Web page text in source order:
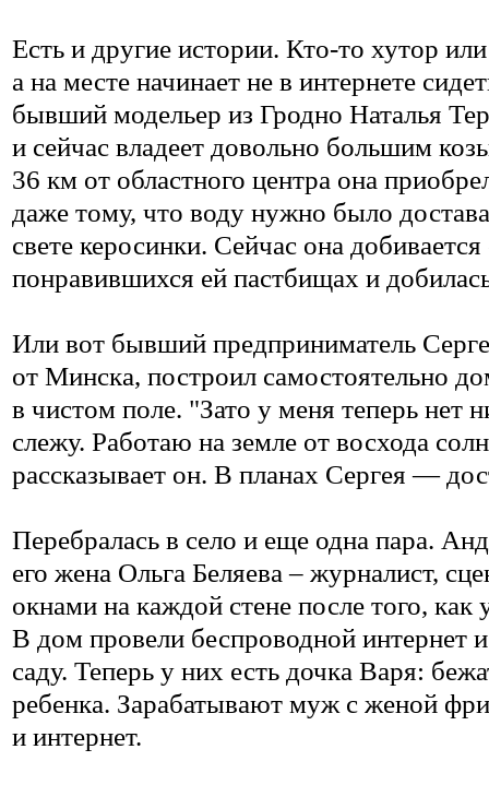
Есть и другие истории. Кто-то хутор
а на месте начинает не в интернете
бывший модельер из Гродно Наталья
и сейчас владеет довольно большим
36 км от областного центра она
даже тому, что воду нужно было
свете керосинки. Сейчас она
понравившихся ей пастбищах и
Или вот бывший предприниматель
от Минска, построил самостоятельно
в чистом поле. "Зато у меня теперь
слежу. Работаю на земле от восхода
рассказывает он. В планах Сергея —
Перебралась в село и еще одна пара.
его жена Ольга Беляева – журналист,
окнами на каждой стене после того,
В дом провели беспроводной интернет
саду. Теперь у них есть дочка Варя:
ребенка. Зарабатывают муж с женой
и интернет.